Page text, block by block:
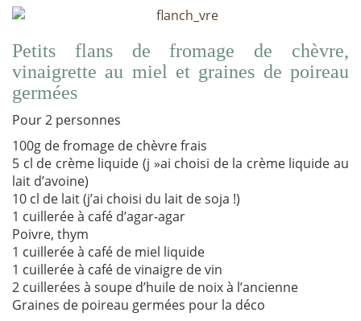
Petits flans de fromage de chèvre,
vinaigrette au miel et graines de poireau
germées
Pour 2 personnes
100g de fromage de chèvre frais
5 cl de crème liquide (j »ai choisi de la crème liquide au
lait d’avoine)
10 cl de lait (j’ai choisi du lait de soja !)
1 cuillerée à café d’agar-agar
Poivre, thym
1 cuillerée à café de miel liquide
1 cuillerée à café de vinaigre de vin
2 cuillerées à soupe d’huile de noix à l’ancienne
Graines de poireau germées pour la déco